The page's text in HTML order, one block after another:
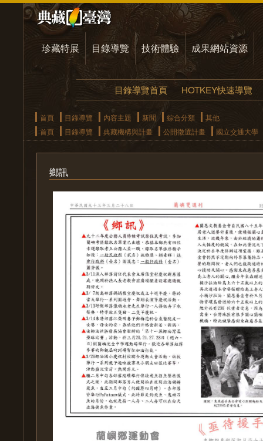
珍藏特展 目錄導覽 技術體驗 成果網站資源
目錄導覽首頁 HOTKEY快速導覽
首頁 目錄導覽 內容主題 新聞 綜合分類
其他
首頁
目錄導覽 典藏機構與計畫 公開徵選計畫 國立交通大學
鄉訊